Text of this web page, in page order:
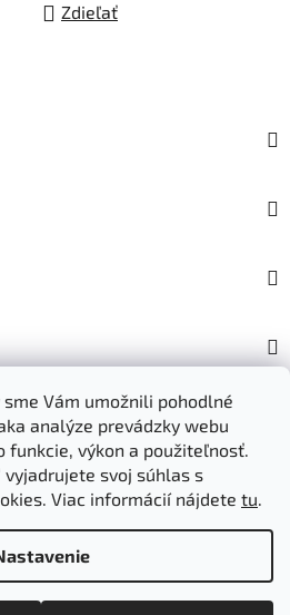
Vám umožnili pohodlné
analýze prevádzky webu
funkcie, výkon a použiteľnosť.
vyjadrujete svoj súhlas s
Viac informácií nájdete tu.
Zdieľať
Moja objednávka
Ochrana osobných údajov
Informácie o cookies
výrobkov Ako nakupovať
Vytvoril Shoptet